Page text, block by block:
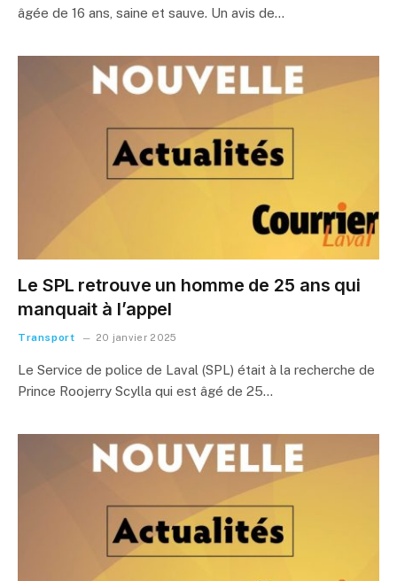
âgée de 16 ans, saine et sauve. Un avis de…
Le SPL retrouve un homme de 25 ans qui
manquait à l’appel
Transport 20 janvier 2025
Le Service de police de Laval (SPL) était à la recherche de
Prince Roojerry Scylla qui est âgé de 25…